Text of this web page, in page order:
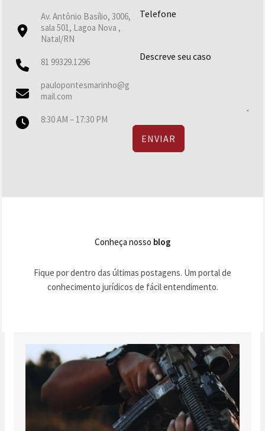
Av. Antônio Basílio, 3006,
sala 501, Lagoa Nova ,
Natal/RN
81 99329.1296
paulopontesmarinho@g
mail.com
8:30 AM – 17:30 PM
ENVIAR
Conheça nosso blog
Fique por dentro das últimas postagens. Um portal de
conhecimento jurídicos de fácil entendimento.